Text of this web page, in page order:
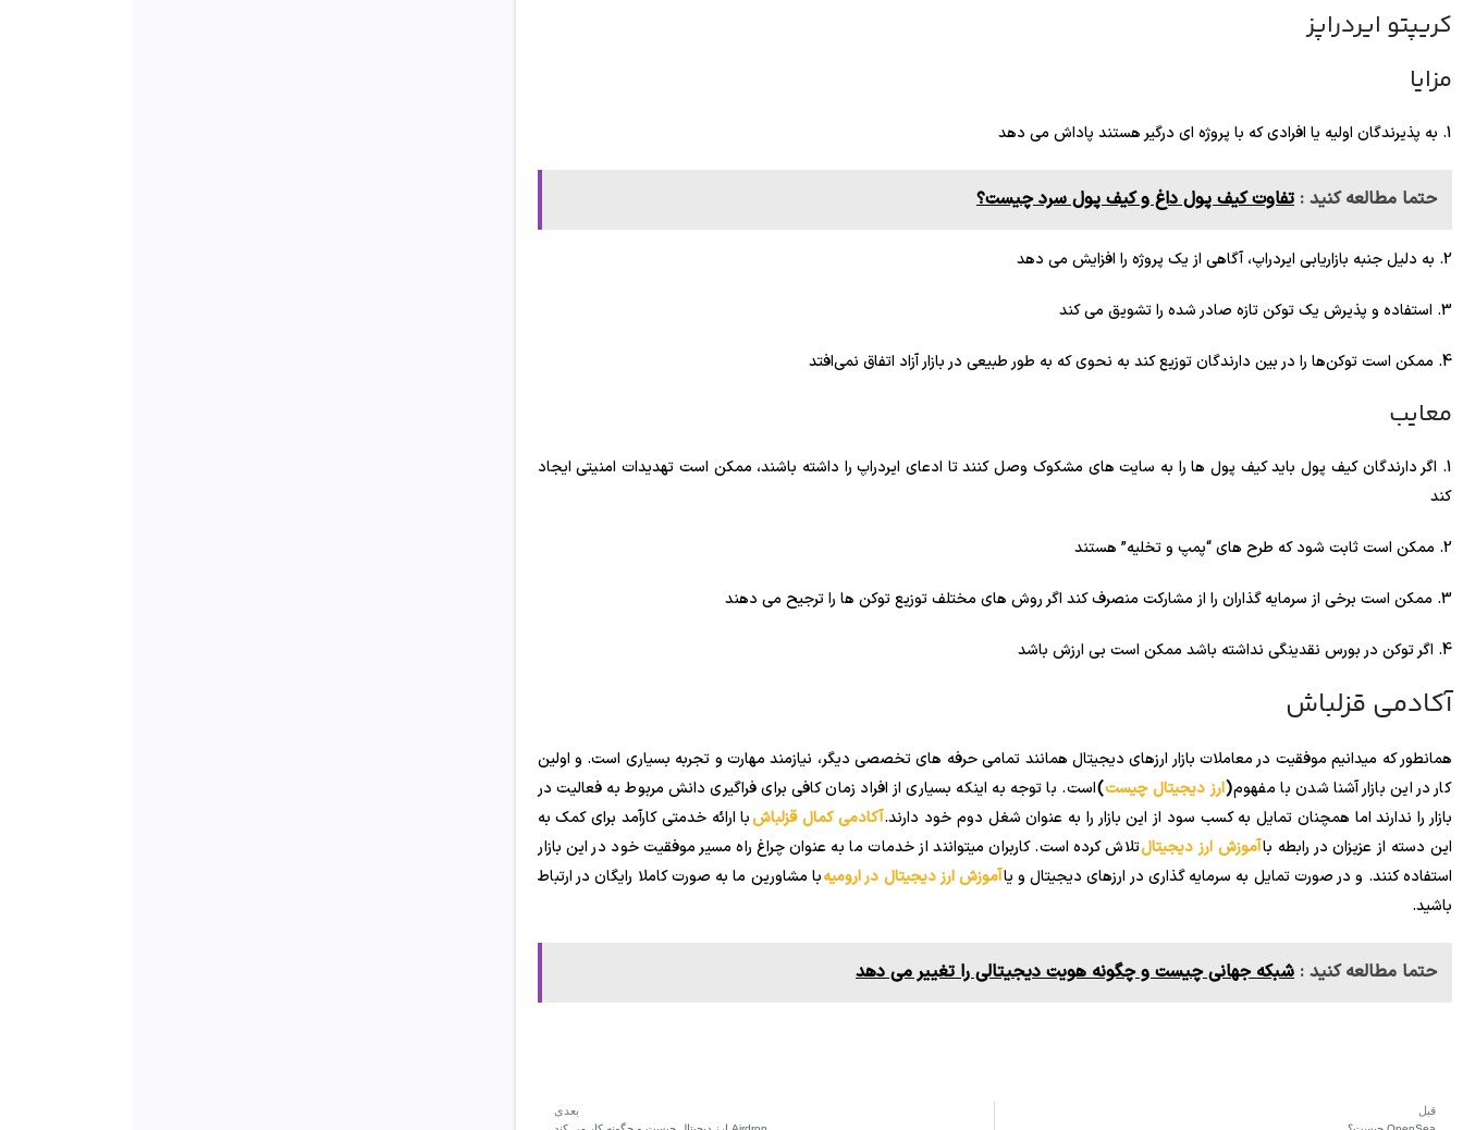
کریپتو ایردراپز
مزایا
1. به پذیرندگان اولیه یا افرادی که با پروژه ای درگیر هستند پاداش می دهد
حتما مطالعه کنید : تفاوت کیف پول داغ و کیف پول سرد چیست؟
2. به دلیل جنبه بازاریابی ایردراپ، آگاهی از یک پروژه را افزایش می دهد
3. استفاده و پذیرش یک توکن تازه صادر شده را تشویق می کند
4. ممکن است توکن‌ها را در بین دارندگان توزیع کند به نحوی که به طور طبیعی در بازار آزاد اتفاق نمی‌افتد
معایب
1. اگر دارندگان کیف پول باید کیف پول ها را به سایت های مشکوک وصل کنند تا ادعای ایردراپ را داشته باشند، ممکن است تهدیدات امنیتی ایجاد
کند
2. ممکن است ثابت شود که طرح های “پمپ و تخلیه” هستند
3. ممکن است برخی از سرمایه گذاران را از مشارکت منصرف کند اگر روش های مختلف توزیع توکن ها را ترجیح می دهند
4. اگر توکن در بورس نقدینگی نداشته باشد ممکن است بی ارزش باشد
آکادمی قزلباش
همانطور که میدانیم موفقیت در معاملات بازار ارزهای دیجیتال همانند تمامی حرفه های تخصصی دیگر، نیازمند مهارت و تجربه بسیاری است. و اولین
کار در این بازار آشنا شدن با مفهوم(ارز دیجیتال چیست)است. با توجه به اینکه بسیاری از افراد زمان کافی برای فراگیری دانش مربوط به فعالیت در
بازار را ندارند اما همچنان تمایل به کسب سود از این بازار را به عنوان شغل دوم خود دارند.آکادمی کمال قزلباشبا ارائه خدمتی کارآمد برای کمک به
این دسته از عزیزان در رابطه باآموزش ارز دیجیتالتلاش کرده است. کاربران میتوانند از خدمات ما به عنوان چراغ راه مسیر موفقیت خود در این بازار
استفاده کنند. و در صورت تمایل به سرمایه گذاری در ارزهای دیجیتال و یاآموزش ارز دیجیتال در ارومیهبا مشاورین ما به صورت کاملا رایگان در ارتباط
باشید.
حتما مطالعه کنید : شبکه جهانی چیست و چگونه هویت دیجیتالی را تغییر می دهد
قبل بعدی